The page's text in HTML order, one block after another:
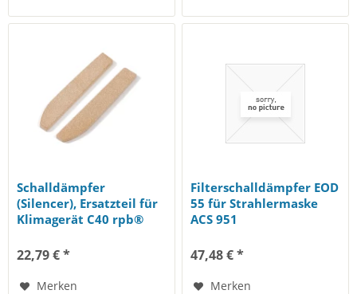
Schalldämpfer
(Silencer), Ersatzteil für
Klimagerät C40 rpb®
22,79 € *
Merken
Filterschalldämpfer EOD
55 für Strahlermaske
ACS 951
47,48 € *
Merken